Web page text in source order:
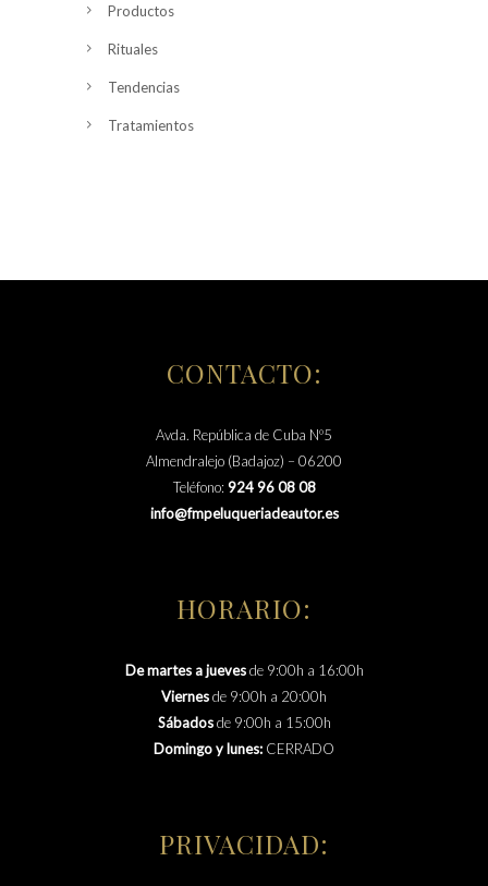
Productos
Rituales
Tendencias
Tratamientos
CONTACTO:
Avda. República de Cuba Nº5
Almendralejo (Badajoz) – 06200
Teléfono: 924 96 08 08
info@fmpeluqueriadeautor.es
HORARIO:
De martes a juevesde 9:00h a 16:00h
Viernesde 9:00h a 20:00h
Sábadosde 9:00h a 15:00h
Domingo y lunes: CERRADO
PRIVACIDAD: